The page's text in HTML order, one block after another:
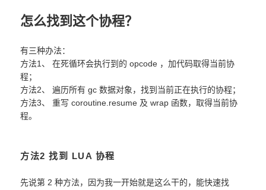
怎么找到这个协程？
有三种办法：
方法1、 在死循环会执行到的 opcode ，加代码取得当前协
程；
方法2、 遍历所有 gc 数据对象，找到当前正在执行的协程；
方法3、 重写 coroutine.resume 及 wrap 函数，取得当前协
程。
方法2 找到 LUA 协程
先说第 2 种方法，因为我一开始就是这么干的，能快速找